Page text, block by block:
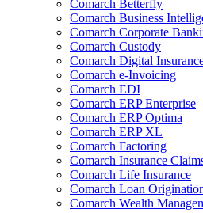
Comarch Betterfly
Comarch Business
Comarch Corporate
Comarch Custody
Comarch Digital
Comarch e-Invoicing
Comarch EDI
Comarch ERP Enterprise
Comarch ERP Optima
Comarch ERP XL
Comarch Factoring
Comarch Insurance
Comarch Life Insurance
Comarch Loan
Comarch Wealth